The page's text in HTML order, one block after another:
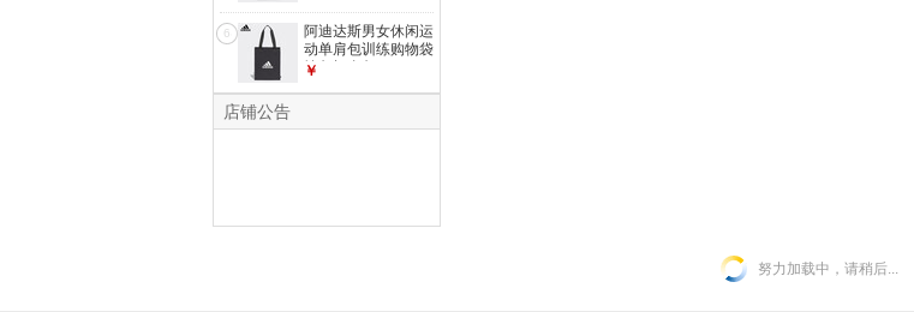
GV0948 均码
6
阿迪达斯男女休闲运
动单肩包训练购物袋
挎包帆布包GV0948
￥
店铺公告
努力加载中，请稍后...